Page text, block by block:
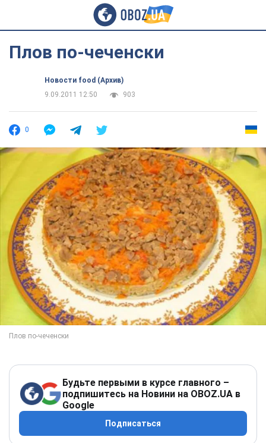
Плов по-чеченски
Новости food (Архив)
9.09.2011 12:50
903
0
Будьте первыми в курсе главного –
подпишитесь на Новини на OBOZ.UA в
Google
Подписаться